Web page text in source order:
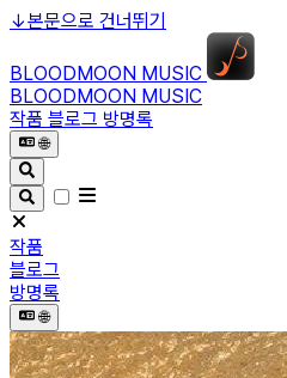
↓본문으로 건너뛰기
BLOODMOON MUSIC
BLOODMOON MUSIC
작품 블로그 방명록
🌐︎
작품
블로그
방명록
🌐︎